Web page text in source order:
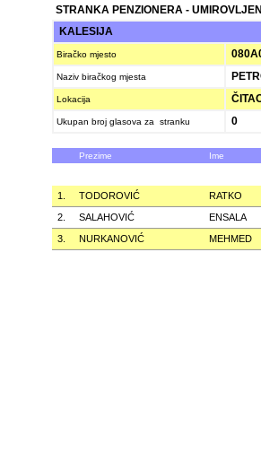
STRANKA PENZIONERA -
KALESIJA
Biračko mjesto
Naziv biračkog mjesta
Lokacija
Ukupan broj glasova za stranku 0
Prezime Ime
1. TODOROVIĆ
RATKO
2.
SALAHOVIĆ
ENSALA
3.
NURKANOVIĆ MEHMED